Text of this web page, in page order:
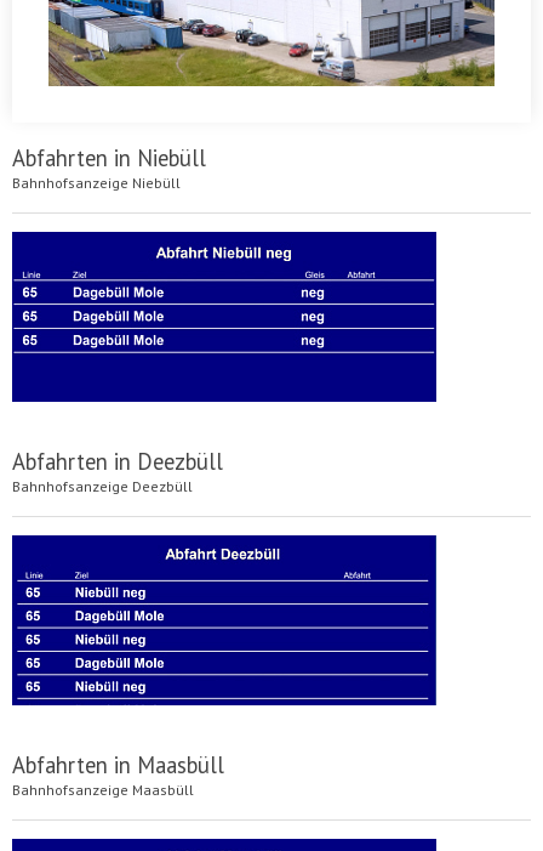
Abfahrten in Niebüll
Bahnhofsanzeige Niebüll
Abfahrten in Deezbüll
Bahnhofsanzeige Deezbüll
Abfahrten in Maasbüll
Bahnhofsanzeige Maasbüll